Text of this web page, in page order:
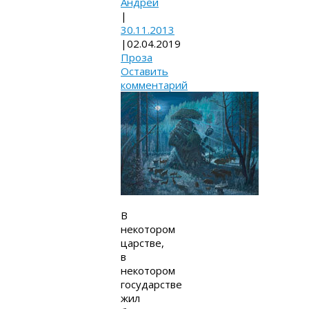
|
30.11.2013
| 02.04.2019
Проза
Оставить
комментарий
В
некотором
царстве,
в
некотором
государстве
жил